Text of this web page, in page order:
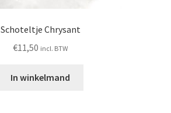
Schoteltje Chrysant
€11,50 incl. BTW
In winkelmand